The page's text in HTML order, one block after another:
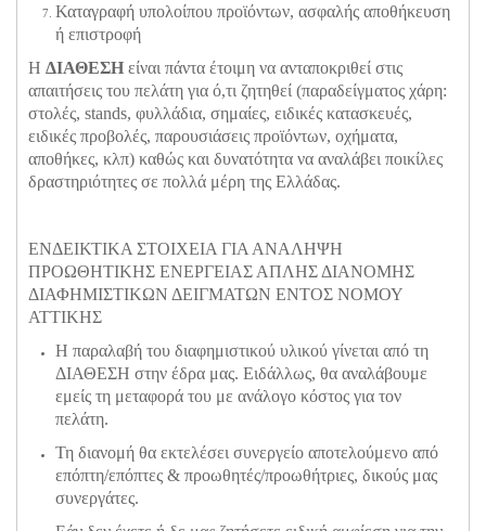
Καταγραφή υπολοίπου προϊόντων, ασφαλής αποθήκευση
ή επιστροφή
Η ΔΙΑΘΕΣΗ είναι πάντα έτοιμη να ανταποκριθεί στις
απαιτήσεις του πελάτη για ό,τι ζητηθεί (παραδείγματος χάρη:
στολές, stands, φυλλάδια, σημαίες, ειδικές κατασκευές,
ειδικές προβολές, παρουσιάσεις προϊόντων, οχήματα,
αποθήκες, κλπ) καθώς και δυνατότητα να αναλάβει ποικίλες
δραστηριότητες σε πολλά μέρη της Ελλάδας.
ΕΝΔΕΙΚΤΙΚΑ ΣΤΟΙΧΕΙΑ ΓΙΑ ΑΝΑΛΗΨΗ
ΠΡΟΩΘΗΤΙΚΗΣ ΕΝΕΡΓΕΙΑΣ ΑΠΛΗΣ ΔΙΑΝΟΜΗΣ
ΔΙΑΦΗΜΙΣΤΙΚΩΝ ΔΕΙΓΜΑΤΩΝ ΕΝΤΟΣ ΝΟΜΟΥ
ΑΤΤΙΚΗΣ
Η παραλαβή του διαφημιστικού υλικού γίνεται από τη
ΔΙΑΘΕΣΗ στην έδρα μας. Ειδάλλως, θα αναλάβουμε
εμείς τη μεταφορά του με ανάλογο κόστος για τον
πελάτη.
Τη διανομή θα εκτελέσει συνεργείο αποτελούμενο από
επόπτη/επόπτες & προωθητές/προωθήτριες, δικoύς μας
συνεργάτες.